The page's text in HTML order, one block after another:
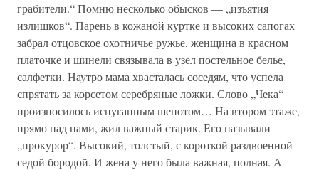
грабители.“ Помню несколько обысков — „изъятия
излишков“. Парень в кожаной куртке и высоких сапогах
забрал отцовское охотничье ружье, женщина в красном
платочке и шинели связывала в узел постельное белье,
салфетки. Наутро мама хвасталась соседям, что успела
спрятать за корсетом серебряные ложки. Слово „Чека“
произносилось испуганным шепотом… На втором этаже,
прямо над нами, жил важный старик. Его называли
„прокурор“. Высокий, толстый, с короткой раздвоенной
седой бородой. И жена у него была важная, полная. А